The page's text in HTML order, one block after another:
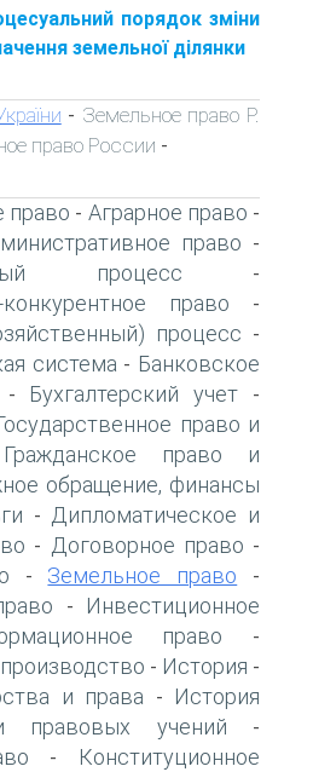
порядок зміни
земельної ділянки
- Земельное право Р.
право России -
право - Аграрное право -
право -
процесс -
право -
процесс -
система - Банковское
- Бухгалтерский учет -
право и
Гражданское право и
обращение, финансы
- Дипломатическое и
- Договорное право -
- Земельное право -
-
Инвестиционное
право -
- История -
и права -
История
правовых учений -
-
Конституционное